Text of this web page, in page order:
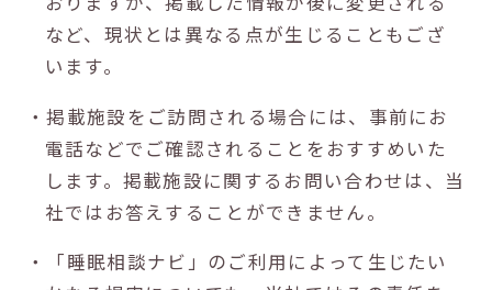
など、現状とは異なる点が生じることもござ
います。
・掲載施設をご訪問される場合には、事前にお
電話などでご確認されることをおすすめいた
します。掲載施設に関するお問い合わせは、当
社ではお答えすることができません。
・「睡眠相談ナビ」のご利用によって生じたい